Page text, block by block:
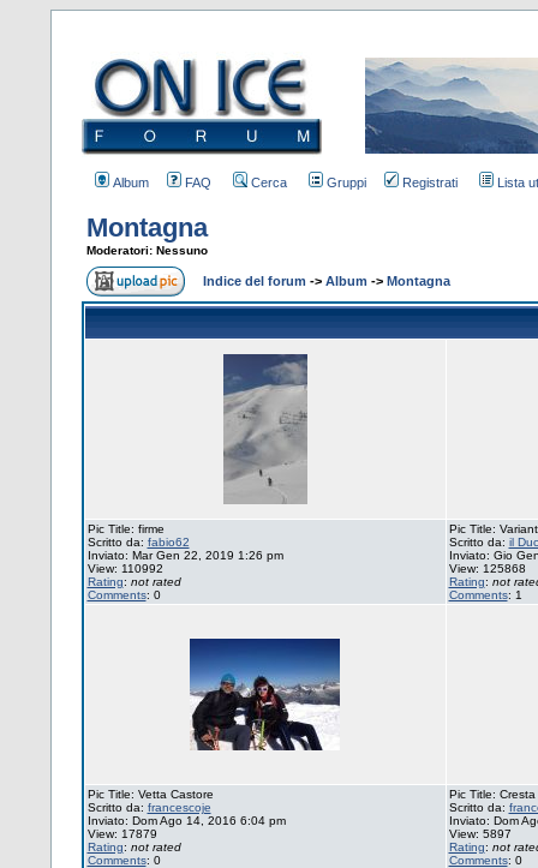
Album FAQ Cerca Gruppi Registrati Lista
Montagna
Moderatori: Nessuno
Indice del forum -> Album -> Montagna
Pic Title: firme
Scritto da: fabio62
Inviato: Mar Gen 22, 2019 1:26 pm
View: 110992
Rating: not rated
Comments: 0
Pic Title:
Scritto da: il
Inviato: Gio
View: 125868
Rating: not
Comments: 1
Pic Title: Vetta Castore
Scritto da: francescoje
Inviato: Dom Ago 14, 2016 6:04 pm
View: 17879
Rating: not rated
Comments: 0
Pic Title:
Scritto da:
Inviato: Dom
View: 5897
Rating: not
Comments: 0